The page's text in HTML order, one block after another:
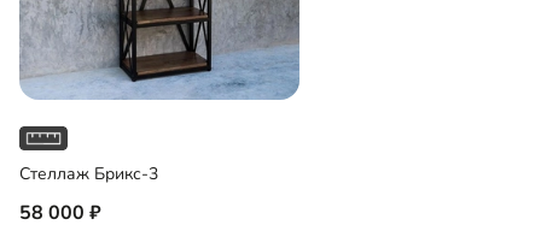
Стеллаж Брикс-3
58 000